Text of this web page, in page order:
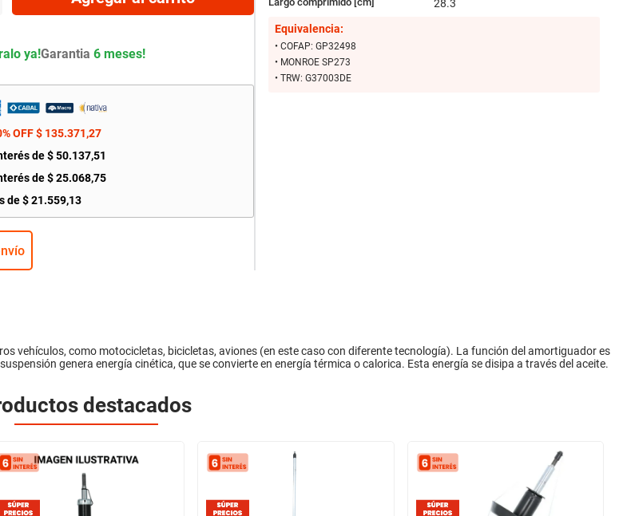
Garantia 6 meses!
OFF$ 135.371,27
de$50.137,51
de$25.068,75
de$21.559,13
28.3
Equivalencia:
• COFAP: GP32498
• MONROE SP273
• TRW: G37003DE
vehículos, como motocicletas, bicicletas, aviones (en este caso con diferente tecnología). La función del amortiguador es
genera energía cinética, que se convierte en energía térmica o calorica. Esta energía se disipa a través del aceite.
destacados